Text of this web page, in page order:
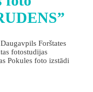
Forštates
fotostudijas
Pokules foto izstādi